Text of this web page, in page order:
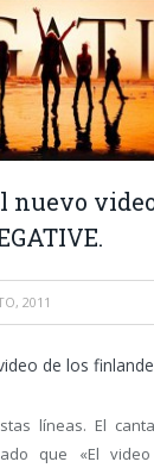
nuevo
2011
de los
líneas. El
que «El